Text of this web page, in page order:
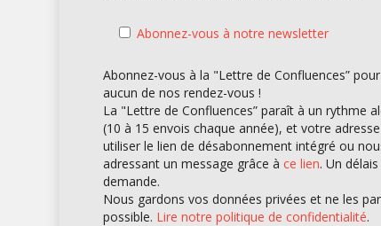
Abonnez-vous à notre newsletter
Abonnez-vous à la "Lettre de Confluences”
aucun de nos rendez-vous !
La "Lettre de Confluences” paraît à un rythme
(10 à 15 envois chaque année), et votre
utiliser le lien de désabonnement intégré ou
adressant un message grâce à ce lien. Un
demande.
Nous gardons vos données privées et ne les
possible. Lire notre politique de confidentialité.